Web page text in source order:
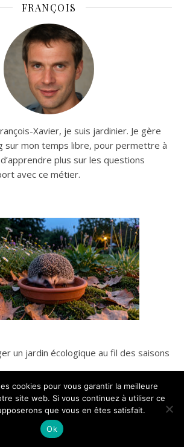
FRANÇOIS
Xavier, je suis jardinier. Je gère
sur mon temps libre, pour permettre à
plus sur les questions
avec ce métier.
un jardin écologique au fil des saisons
cookies pour vous garantir la meilleure
site web. Si vous continuez à utiliser ce
que vous en êtes satisfait.
Ok